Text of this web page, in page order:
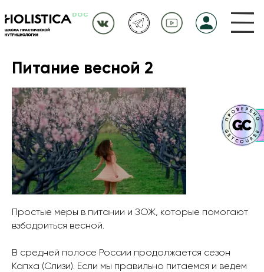
Питание весной 2
Простые меры в питании и ЗОЖ, которые помогают
взбодриться весной.
В средней полосе России продолжается сезон
Капха (Слизи). Если мы правильно питаемся и ведем